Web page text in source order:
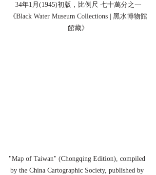
34年1月(1945)初版，比例尺 七十萬分之一
《Black Water Museum Collections | 黑水博物館
館藏》
"Map of Taiwan" (Chongqing Edition), compiled
by the China Cartographic Society, published by